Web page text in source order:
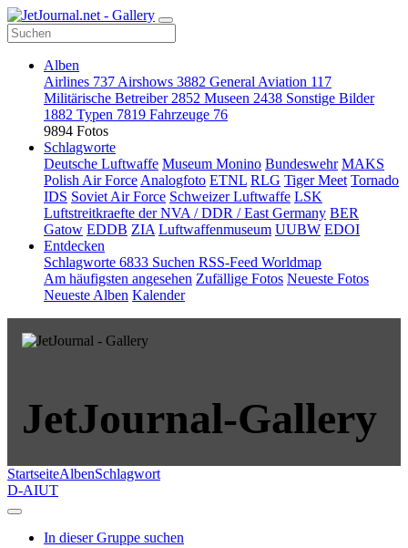
Alben
Airlines 737 Airshows 3882 General Aviation 117
Militärische Betreiber 2852 Museen 2438 Sonstige Bilder
1882 Typen 7819 Fahrzeuge 76
9894 Fotos
Schlagworte
Deutsche Luftwaffe Museum Monino Bundeswehr MAKS
Polish Air Force Analogfoto ETNL RLG Tiger Meet Tornado
IDS Soviet Air Force Schweizer Luftwaffe LSK
Luftstreitkraefte der NVA / DDR / East Germany BER
Gatow EDDB ZIA Luftwaffenmuseum UUBW EDOI
Entdecken
Schlagworte 6833 Suchen RSS-Feed Worldmap
Am häufigsten angesehen Zufällige Fotos Neueste Fotos
Neueste Alben Kalender
JetJournal-Gallery
StartseiteAlbenSchlagwort
D-AIUT
In dieser Gruppe suchen